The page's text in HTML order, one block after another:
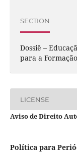
SECTION
Dossiê –
para a
LICENSE
Aviso de Direito
Política para